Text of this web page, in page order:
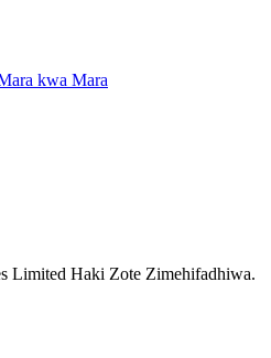
kwa Mara
Limited Haki Zote Zimehifadhiwa.